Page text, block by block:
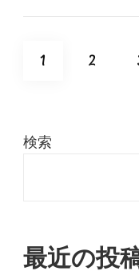
投
ペ
り
固
ペ
1 固
2
検索
最近の投